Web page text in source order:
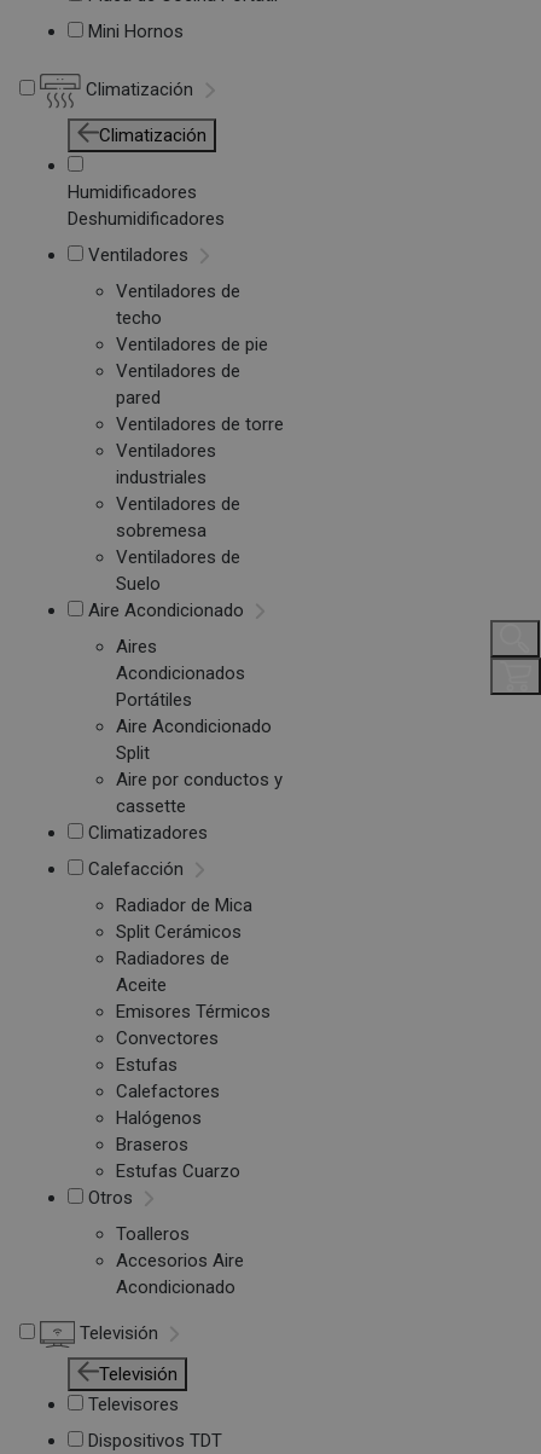
Mini Hornos
Climatización
Climatización
Humidificadores
Deshumidificadores
Ventiladores
Ventiladores de
techo
Ventiladores de pie
Ventiladores de
pared
Ventiladores de torre
Ventiladores
industriales
Ventiladores de
sobremesa
Ventiladores de
Suelo
Aire Acondicionado
Aires
Acondicionados
Portátiles
Aire Acondicionado
Split
Aire por conductos y
cassette
Climatizadores
Calefacción
Radiador de Mica
Split Cerámicos
Radiadores de
Aceite
Emisores Térmicos
Convectores
Estufas
Calefactores
Halógenos
Braseros
Estufas Cuarzo
Otros
Toalleros
Accesorios Aire
Acondicionado
Televisión
Televisión
Televisores
Dispositivos TDT